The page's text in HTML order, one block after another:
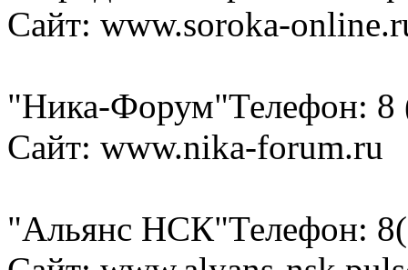
Сайт: www.soroka-
"Ника-Форум"Телефон: 8
Сайт: www.nika-forum.ru
"Альянс НСК"Телефон: